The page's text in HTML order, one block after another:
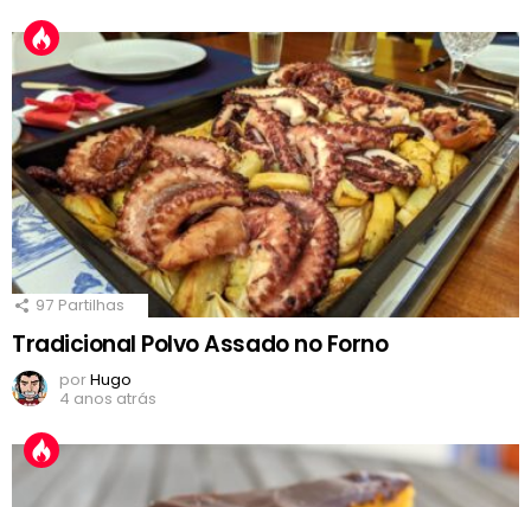
97 Partilhas
Tradicional Polvo Assado no Forno
porHugo
4 anos atrás